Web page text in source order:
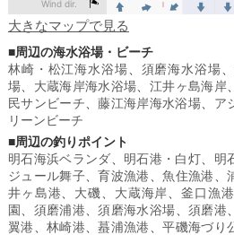
大きなマップで見る
■周辺の海水浴場・ビーチ
林崎・松江海水浴場
須磨海水浴場
場
大蔵海岸海水浴場 江井ヶ島海岸
民サンビーチ 、藤江海岸海水浴場 ア
リーンビーチ
■周辺の釣りポイント
明石海浜ベランダ
明石港・白灯 明
ジュール舞子 、育波漁港 、魚住漁港
井ヶ島港
大磯 大蔵海岸 、釜口漁港
園
須磨浦港 、須磨海水浴場 須磨港
翼港
、林崎港 、蟇浦漁港 、平磯海づり